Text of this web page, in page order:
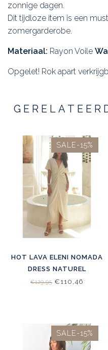
zonnige dagen.
Dit tijdloze item is een
zomergarderobe.
Materiaal: Rayon Voile
Opgelet! Rok apart
SALE-15%
HOT LAVA ELENI NOMADA
DRESS NATUREL
€129,95 €110,46
SALE-15%